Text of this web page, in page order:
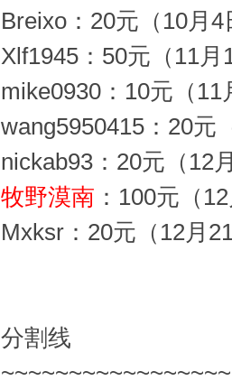
Breixo：20元（10月4
Xlf1945：50元（11月
mike0930：10元（11
wang5950415：20元
nickab93：20元（12
牧野漠南 ：100元（
Mxksr：20元（12月
分割线